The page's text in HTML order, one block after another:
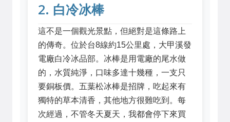
2. 白冷冰棒
這不是一個觀光景點，但絕對是這條路上
的傳奇。位於台8線約15公里處，大甲溪發
電廠白冷冰品部。冰棒是用電廠的尾水做
的，水質純淨，口味多達十幾種，一支只
要銅板價。五葉松冰棒是招牌，吃起來有
獨特的草本清香，其他地方很難吃到。每
次經過，不管冬天夏天，我都會停下來買